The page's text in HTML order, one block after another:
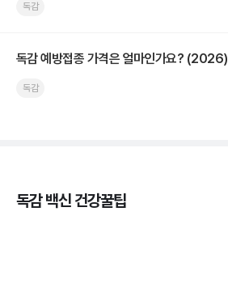
독감
독감 예방접종 가격은 얼마인가요? (2026)
독감
독감 백신 건강꿀팁